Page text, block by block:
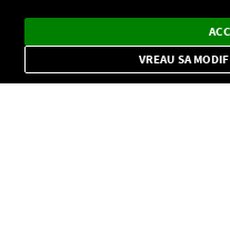
Dark
Mode
Radio live, podcasturi,
importante.
VREAU SA